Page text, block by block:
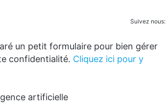
Suivez nous:
un petit formulaire pour bien gérer
confidentialité. Cliquez ici pour y
artificielle